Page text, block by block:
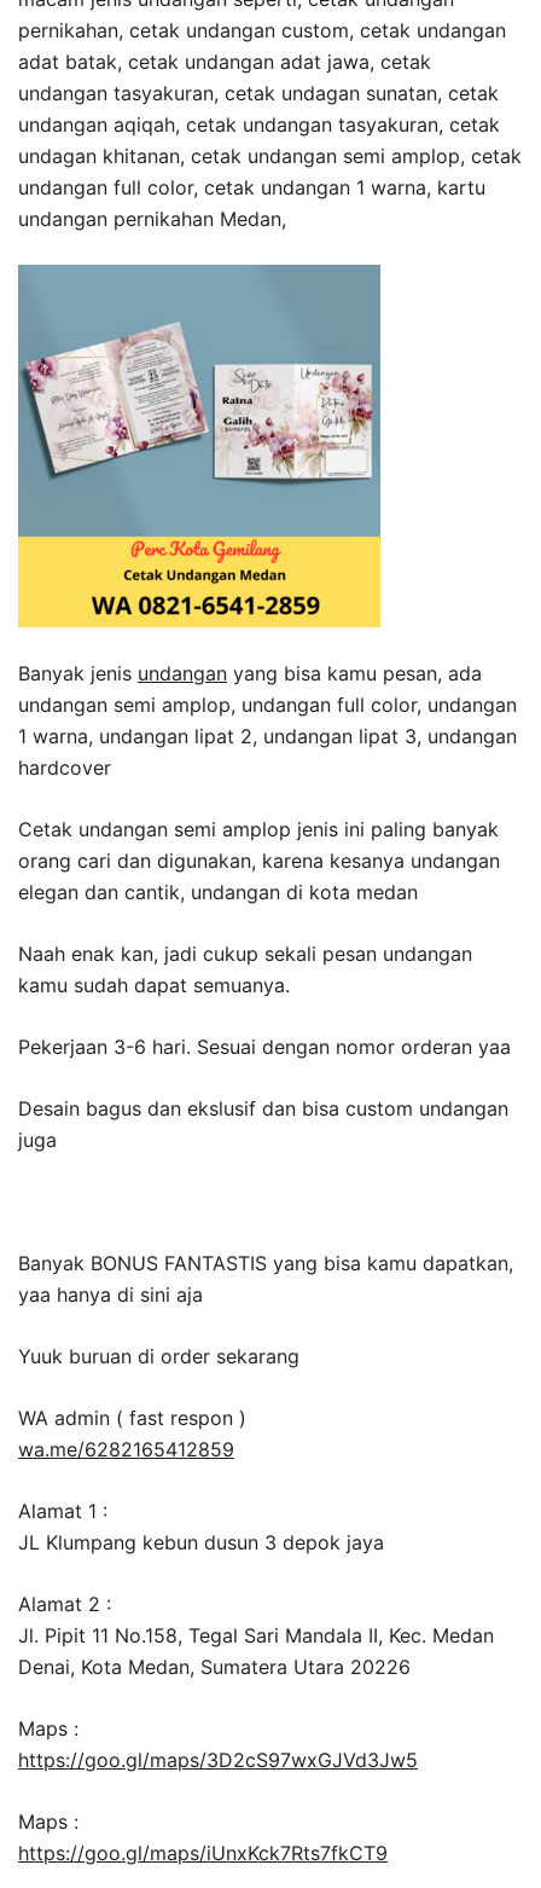
pernikahan, cetak undangan custom, cetak undangan
adat batak, cetak undangan adat jawa, cetak
undangan tasyakuran, cetak undagan sunatan, cetak
undangan aqiqah, cetak undangan tasyakuran, cetak
undagan khitanan, cetak undangan semi amplop, cetak
undangan full color, cetak undangan 1 warna, kartu
undangan pernikahan Medan,
Banyak jenis undangan yang bisa kamu pesan, ada
undangan semi amplop, undangan full color, undangan
1 warna, undangan lipat 2, undangan lipat 3, undangan
hardcover
Cetak undangan semi amplop jenis ini paling banyak
orang cari dan digunakan, karena kesanya undangan
elegan dan cantik, undangan di kota medan
Naah enak kan, jadi cukup sekali pesan undangan
kamu sudah dapat semuanya.
Pekerjaan 3-6 hari. Sesuai dengan nomor orderan yaa
Desain bagus dan ekslusif dan bisa custom undangan
juga
Banyak BONUS FANTASTIS yang bisa kamu dapatkan,
yaa hanya di sini aja
Yuuk buruan di order sekarang
WA admin ( fast respon )
wa.me/6282165412859
Alamat 1 :
JL Klumpang kebun dusun 3 depok jaya
Alamat 2 :
Jl. Pipit 11 No.158, Tegal Sari Mandala II, Kec. Medan
Denai, Kota Medan, Sumatera Utara 20226
Maps :
https://goo.gl/maps/3D2cS97wxGJVd3Jw5
Maps :
https://goo.gl/maps/iUnxKck7Rts7fkCT9